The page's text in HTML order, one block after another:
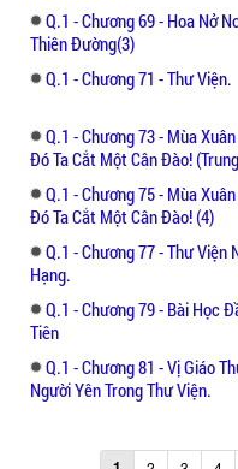
Q.1 - Chương 69 - Hoa Nở
Thiên Đường(3)
Q.1 - Chương 71 - Thư Viện.
Q.1 - Chương 73 - Mùa
Đó Ta Cắt Một Cân Đào!
Q.1 - Chương 75 - Mùa
Đó Ta Cắt Một Cân Đào! (4)
Q.1 - Chương 77 - Thư Viện
Hạng.
Q.1 - Chương 79 - Bài Học
Tiên
Q.1 - Chương 81 - Vị Giáo
Người Yên Trong Thư Viện.